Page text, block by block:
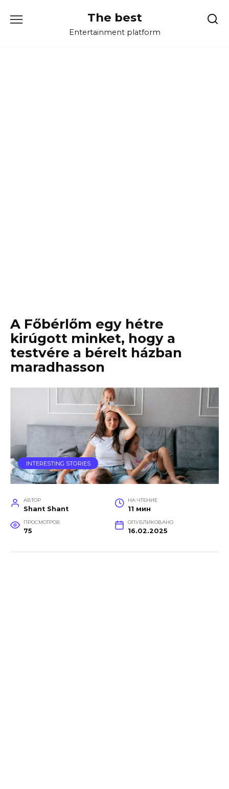
The best
Entertainment platform
A Főbérlőm egy hétre
kirúgott minket, hogy a
testvére a bérelt házban
maradhasson
INTERESTING STORIES
АВТОР
Shant Shant
НА ЧТЕНИЕ
11 мин
ПРОСМОТРОВ
75
ОПУБЛИКОВАНО
16.02.2025